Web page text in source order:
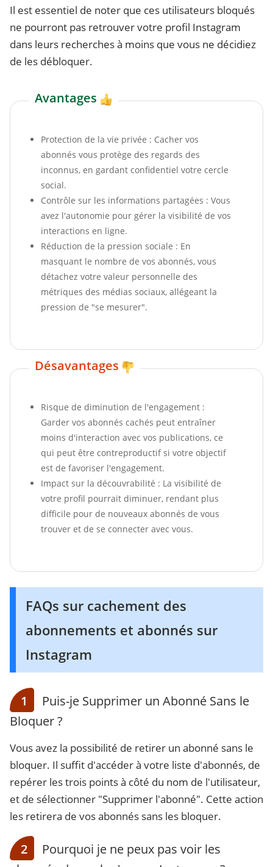
Il est essentiel de noter que ces utilisateurs bloqués
ne pourront pas retrouver votre profil Instagram
dans leurs recherches à moins que vous ne décidiez
de les débloquer.
Avantages
Protection de la vie privée : Cacher vos
abonnés vous protège des regards des
inconnus, en gardant confidentiel votre cercle
social.
Contrôle sur les informations partagées : Vous
avez l'autonomie pour gérer la visibilité de vos
interactions en ligne.
Réduction de la pression sociale : En
masquant le nombre de vos abonnés, vous
détachez votre valeur personnelle des
métriques des médias sociaux, allégeant la
pression de "se mesurer".
Désavantages
Risque de diminution de l'engagement :
Garder vos abonnés cachés peut entraîner
moins d'interaction avec vos publications, ce
qui peut être contreproductif si votre objectif
est de favoriser l'engagement.
Impact sur la découvrabilité : La visibilité de
votre profil pourrait diminuer, rendant plus
difficile pour de nouveaux abonnés de vous
trouver et de se connecter avec vous.
FAQs sur cachement des
abonnements et abonnés sur
Instagram
1
Puis-je Supprimer un Abonné Sans le
Bloquer ?
Vous avez la possibilité de retirer un abonné sans le
bloquer. Il suffit d'accéder à votre liste d'abonnés, de
repérer les trois points à côté du nom de l'utilisateur,
et de sélectionner "Supprimer l'abonné". Cette action
les retirera de vos abonnés sans les bloquer.
2
Pourquoi je ne peux pas voir les